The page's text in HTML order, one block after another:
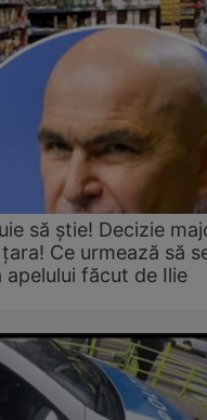
să știe! Decizie
Ce urmează să
făcut de Ilie